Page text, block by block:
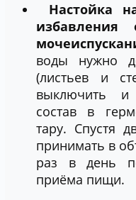
Настойка
воды нужно
(листьев и
выключить и
состав в
тару. Спустя
принимать в
раз в день
приёма пищи.